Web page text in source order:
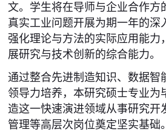
文。学生将在导师与企业合作方
真实工业问题开展为期一年的深
强化理论与方法的实际应用能力
展研究与技术创新的综合能力。
通过整合先进制造知识、数据智
领导力培养，本研究硕士专业为
造这一快速演进领域从事研究开
管理等高层次岗位奠定坚实基础。